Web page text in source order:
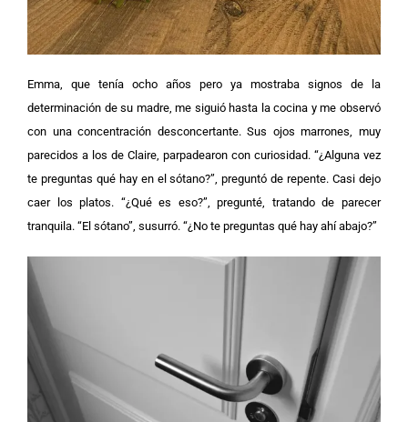
Emma, que tenía ocho años pero ya mostraba signos de la
determinación de su madre, me siguió hasta la cocina y me observó
con una concentración desconcertante. Sus ojos marrones, muy
parecidos a los de Claire, parpadearon con curiosidad. “¿Alguna vez
te preguntas qué hay en el sótano?”, preguntó de repente.Casi dejo
caer los platos. “¿Qué es eso?”, pregunté, tratando de parecer
tranquila. “El sótano”, susurró. “¿No te preguntas qué hay ahí abajo?”